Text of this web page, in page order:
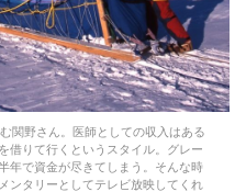
関野さん。医師としての収入はある
借りて行くというスタイル。グレー
年で資金が尽きてしまう。そんな時
ンタリーとしてテレビ放映してくれ